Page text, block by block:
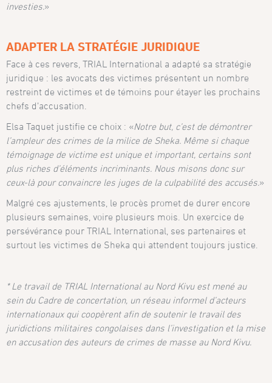
investies.»
ADAPTER LA STRATÉGIE JURIDIQUE
Face à ces revers, TRIAL International a adapté sa stratégie
juridique : les avocats des victimes présentent un nombre
restreint de victimes et de témoins pour étayer les prochains
chefs d’accusation.
Elsa Taquet justifie ce choix : «Notre but, c’est de démontrer
l’ampleur des crimes de la milice de Sheka. Même si chaque
témoignage de victime est unique et important, certains sont
plus riches d’éléments incriminants. Nous misons donc sur
ceux-là pour convaincre les juges de la culpabilité des accusés.»
Malgré ces ajustements, le procès promet de durer encore
plusieurs semaines, voire plusieurs mois. Un exercice de
persévérance pour TRIAL International, ses partenaires et
surtout les victimes de Sheka qui attendent toujours justice.
* Le travail de TRIAL International au Nord Kivu est mené au
sein du Cadre de concertation, un réseau informel d’acteurs
internationaux qui coopèrent afin de soutenir le travail des
juridictions militaires congolaises dans l’investigation et la mise
en accusation des auteurs de crimes de masse au Nord Kivu.